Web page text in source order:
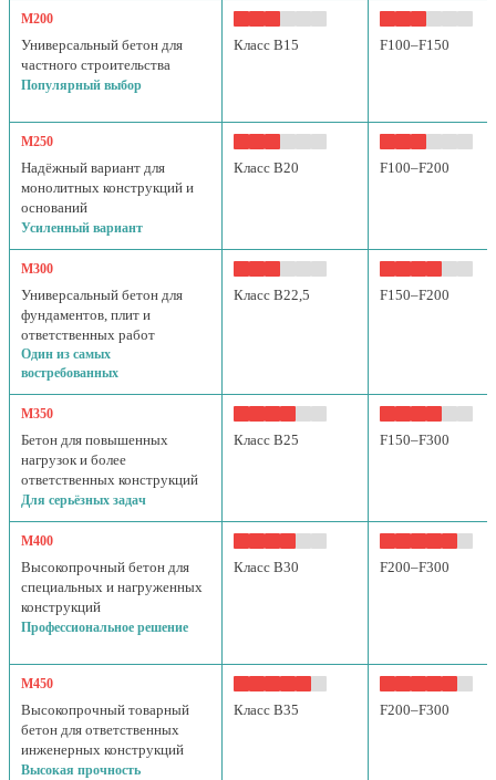
М200
Универсальный бетон для
частного строительства
Популярный выбор
Класс B15 F100–F150
М250
Надёжный вариант для
монолитных конструкций и
оснований
Усиленный вариант
Класс B20 F100–F200
М300
Универсальный бетон для
фундаментов, плит и
ответственных работ
Один из самых
востребованных
Класс B22,5 F150–F200
М350
Бетон для повышенных
нагрузок и более
ответственных конструкций
Для серьёзных задач
Класс B25 F150–F300
М400
Высокопрочный бетон для
специальных и нагруженных
конструкций
Профессиональное решение
Класс B30 F200–F300
М450
Высокопрочный товарный
бетон для ответственных
инженерных конструкций
Высокая прочность
Класс B35 F200–F300